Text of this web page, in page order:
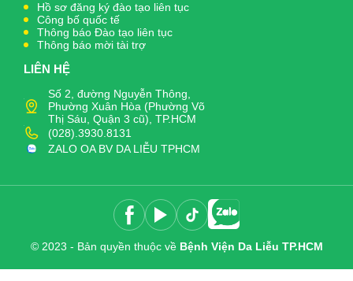
Hồ sơ đăng ký đào tạo liên tục
Công bố quốc tế
Thông báo Đào tạo liên tục
Thông báo mời tài trợ
LIÊN HỆ
Số 2, đường Nguyễn Thông,
Phường Xuân Hòa (Phường Võ
Thị Sáu, Quận 3 cũ), TP.HCM
(028).3930.8131
ZALO OA BV DA LIỄU TPHCM
© 2023 - Bản quyền thuộc về Bệnh Viện Da Liễu TP.HCM